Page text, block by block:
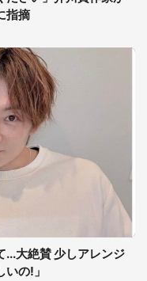
指摘
...大絶賛 少しアレンジ
の!」